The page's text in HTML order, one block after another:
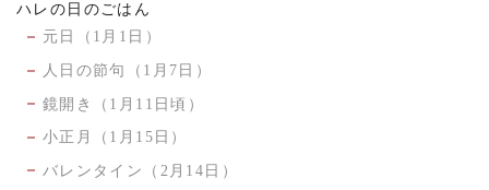
ハレの日のごはん
元日（1月1日）
人日の節句（1月7日）
鏡開き（1月11日頃）
小正月（1月15日）
バレンタイン（2月14日）